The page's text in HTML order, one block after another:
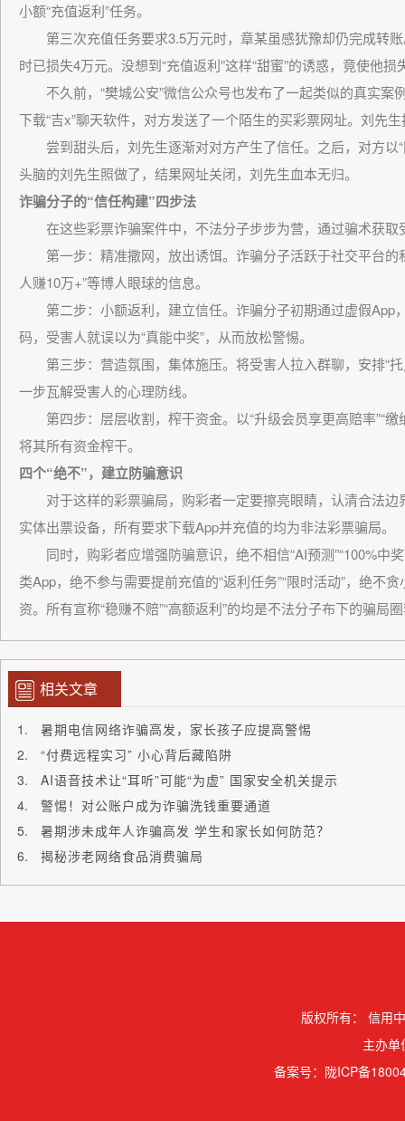
小额“充值返利”任务。
第三次充值任务要求3.5万元时，章某虽感犹豫却仍完成转账
时已损失4万元。没想到“充值返利”这样“甜蜜”的诱惑，竟使他损
不久前，“樊城公安”微信公众号也发布了一起类似的真实案
下载“吉x”聊天软件，对方发送了一个陌生的买彩票网址。刘先
尝到甜头后，刘先生逐渐对对方产生了信任。之后，对方以
头脑的刘先生照做了，结果网址关闭，刘先生血本无归。
诈骗分子的“信任构建”四步法
在这些彩票诈骗案件中，不法分子步步为营，通过骗术获取
第一步：精准撒网，放出诱饵。诈骗分子活跃于社交平台的
人赚10万+”等博人眼球的信息。
第二步：小额返利，建立信任。诈骗分子初期通过虚假App
码，受害人就误以为“真能中奖”，从而放松警惕。
第三步：营造氛围，集体施压。将受害人拉入群聊，安排“托
一步瓦解受害人的心理防线。
第四步：层层收割，榨干资金。以“升级会员享更高赔率”“缴
将其所有资金榨干。
四个“绝不”，建立防骗意识
对于这样的彩票骗局，购彩者一定要擦亮眼睛，认清合法边
实体出票设备，所有要求下载App并充值的均为非法彩票骗局。
同时，购彩者应增强防骗意识，绝不相信“AI预测”“100%中
类App，绝不参与需要提前充值的“返利任务”“限时活动”，绝不
资。所有宣称“稳赚不赔”“高额返利”的均是不法分子布下的骗局
相关文章
暑期电信网络诈骗高发，家长孩子应提高警惕
“付费远程实习” 小心背后藏陷阱
AI语音技术让“耳听”可能“为虚” 国家安全机关提示
警惕！对公账户成为诈骗洗钱重要通道
暑期涉未成年人诈骗高发 学生和家长如何防范？
揭秘涉老网络食品消费骗局
版权所有：
信用
主办
备案号： 陇ICP备